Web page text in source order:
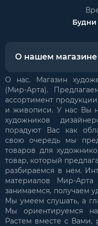
Будни
О нашем магазине
О нас. Магазин
(Мир-Арта).
ассортимент
и живописи. У нас Вы
художников
порадуют Вас как
свою очередь мы
товаров для
товар, который
разбираемся в нем.
материалов Мир-
занимаемся, получаем
Мы умеем слушать, а
Мы ориентируемся
Растем вместе с Вами,